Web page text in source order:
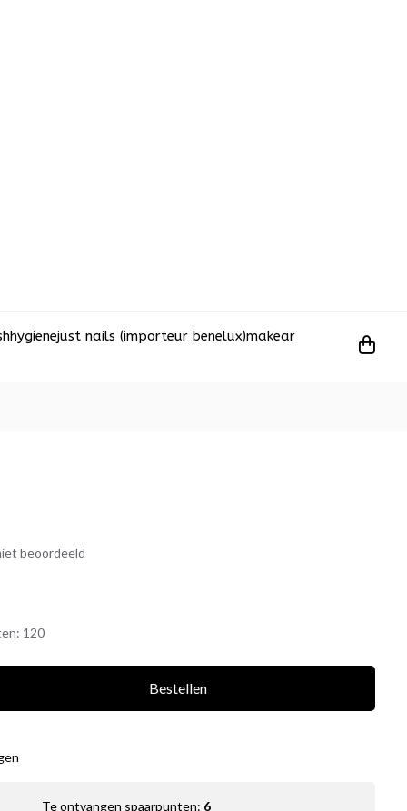
hygienejust nails (importeur benelux)makear
beoordeeld
120
Bestellen
Te ontvangen spaarpunten: 6